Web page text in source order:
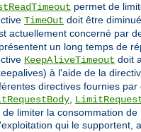
permet de
TimeOut doit être
actuellement concerné par
un long temps de
KeepAliveTimeout doit
à l'aide de la
directives fournies
limiter la consommation
qui le supportent,